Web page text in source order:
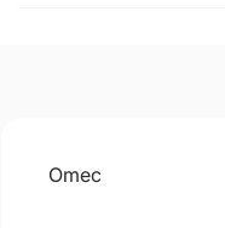
Omec